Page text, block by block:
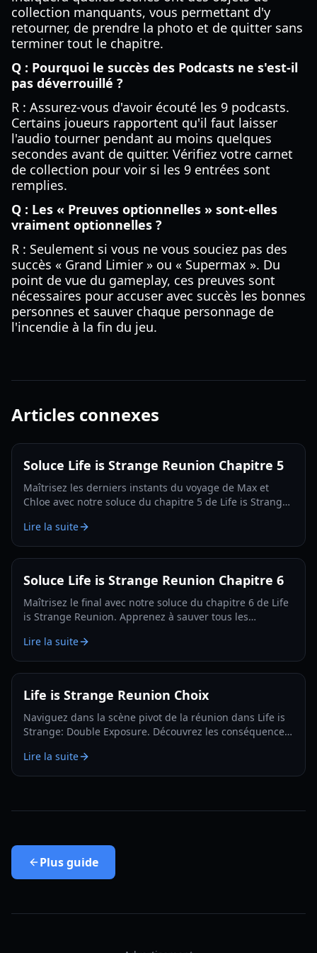
collection manquants, vous permettant d'y
retourner, de prendre la photo et de quitter sans
terminer tout le chapitre.
Q : Pourquoi le succès des Podcasts ne s'est-il
pas déverrouillé ?
R : Assurez-vous d'avoir écouté les 9 podcasts.
Certains joueurs rapportent qu'il faut laisser
l'audio tourner pendant au moins quelques
secondes avant de quitter. Vérifiez votre carnet
de collection pour voir si les 9 entrées sont
remplies.
Q : Les « Preuves optionnelles » sont-elles
vraiment optionnelles ?
R : Seulement si vous ne vous souciez pas des
succès « Grand Limier » ou « Supermax ». Du
point de vue du gameplay, ces preuves sont
nécessaires pour accuser avec succès les bonnes
personnes et sauver chaque personnage de
l'incendie à la fin du jeu.
Articles connexes
Soluce Life is Strange Reunion Chapitre 5
Maîtrisez les derniers instants du voyage de Max et
Chloe avec notre soluce du chapitre 5 de Life is Strange
Fermont et naviguez à travers des choix complexes.
Lire la suite
Soluce Life is Strange Reunion Chapitre 6
Maîtrisez le final avec notre soluce du chapitre 6 de Life
is Strange Reunion. Apprenez à sauver tous les
débloquez le succès Supermax.
Lire la suite
Life is Strange Reunion Choix
Naviguez dans la scène pivot de la réunion dans Life is
Strange: Double Exposure. Découvrez les conséquences
ce guide complet.
Lire la suite
Plusguide